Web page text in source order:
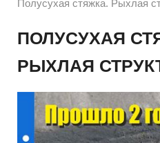
Полусухая стяжка. Рыхлая
ПОЛУСУХАЯ
РЫХЛАЯ